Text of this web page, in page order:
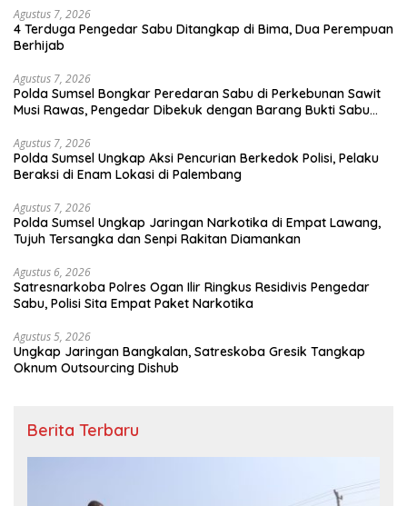
Agustus 7, 2026
4 Terduga Pengedar Sabu Ditangkap di Bima, Dua Perempuan
Berhijab
Agustus 7, 2026
Polda Sumsel Bongkar Peredaran Sabu di Perkebunan Sawit
Musi Rawas, Pengedar Dibekuk dengan Barang Bukti Sabu
Agustus 7, 2026
Polda Sumsel Ungkap Aksi Pencurian Berkedok Polisi, Pelaku
Beraksi di Enam Lokasi di Palembang
Agustus 7, 2026
Polda Sumsel Ungkap Jaringan Narkotika di Empat Lawang,
Tujuh Tersangka dan Senpi Rakitan Diamankan
Agustus 6, 2026
Satresnarkoba Polres Ogan Ilir Ringkus Residivis Pengedar
Sabu, Polisi Sita Empat Paket Narkotika
Agustus 5, 2026
Ungkap Jaringan Bangkalan, Satreskoba Gresik Tangkap
Oknum Outsourcing Dishub
Berita Terbaru